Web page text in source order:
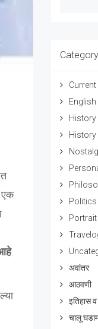
एक
.
Category
English
History
History
Politics
अवांतर
आठवणी
इतिहास
चालू